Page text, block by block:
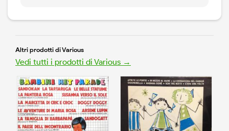
Altri prodotti di Various
Vedi tutti i prodotti di Various →